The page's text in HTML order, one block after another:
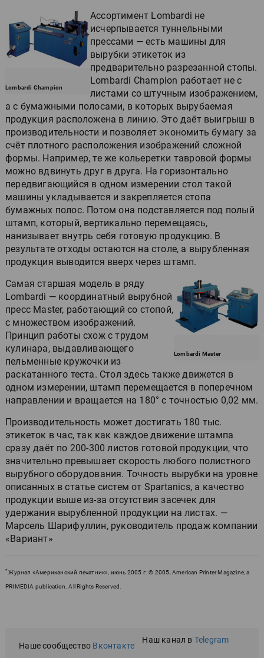
Lombardi Champion
Ассортимент Lombardi не
исчерпывается туннельными
прессами — есть машины для
вырубки этикеток из
предварительно разрезанной стопы.
Lombardi Champion работает не с
листами со штучным изображением,
а с бумажными полосами, в которых вырубаемая
продукция расположена в линию. Это даёт выигрыш в
производительности и позволяет экономить бумагу за
счёт плотного расположения изображений сложной
формы. Например, те же кольеретки тавровой формы
можно вдвинуть друг в друга. На горизонтально
передвигающийся в одном измерении стол такой
машины укладывается и закрепляется стопа
бумажных полос. Потом она подставляется под полый
штамп, который, вертикально перемещаясь,
нанизывает внутрь себя готовую продукцию. В
результате отходы остаются на столе, а вырубленная
продукция выводится вверх через штамп.
Lombardi Master
Самая старшая модель в ряду
Lombardi — координатный вырубной
пресс Master, работающий со стопой,
с множеством изображений.
Принцип работы схож с трудом
кулинара, выдавливающего
пельменные кружочки из
раскатанного теста. Стол здесь также движется в
одном измерении, штамп перемещается в поперечном
направлении и вращается на 180° с точностью 0,02 мм.
Производительность может достигать 180 тыс.
этикеток в час, так как каждое движение штампа
сразу даёт по 200-300 листов готовой продукции, что
значительно превышает скорость любого полистного
вырубного оборудования. Точность вырубки на уровне
описанных в статье систем от Spartanics, а качество
продукции выше из-за отсутствия засечек для
удержания вырубленной продукции на листах. —
Марсель Шарифуллин, руководитель продаж компании
«Вариант»
* Журнал «Американский печатник», июнь 2005 г. © 2005, American Printer Magazine, a
PRIMEDIA publication. All Rights Reserved.
Наше сообщество Вконтакте
Наш канал в Telegram